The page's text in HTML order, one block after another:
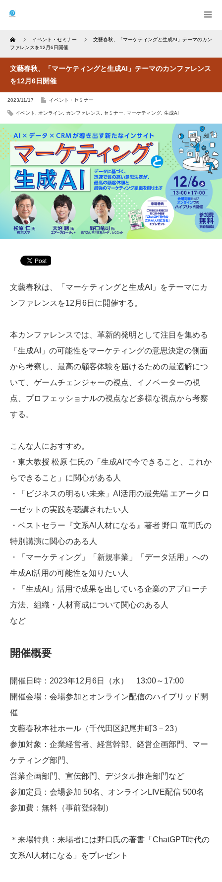
Home イベント・セミナー
文藝春秋、「マーケティングと生成AI」テーマのカン
ファレンスを12月6日開催
文藝春秋、「マーケティングと生成AI」テーマのカンファレンス
を12月6日開催
2023/11/17 イベント・セミナー
イベント オンライン カンファレンス セミナー マーケティング 生成AI
文藝春秋は、「マーケティングと生成AI」をテーマにカ
ンファレンスを12月6日に開催する。
本カンファレンスでは、革新的発明として注目を集める
「生成AI」の可能性をマーケティングの意思決定の側面
から考察し、最高の顧客体験を届けるための最適解につ
いて、ゲームチェンジャーの視点、イノベーターの視
点、プロフェッショナルの視点など多様な視点から考察
する。
こんな人におすすめ。
・東大教授 松原 仁氏の「生成AIで今できること、これか
らできること」に関心がある人
・「ビジネスの明るい未来」AI活用の最先端 エアークロ
ーゼットの実践を聴講されたい人
・ベストセラー『文系AI人材になる』著者 野口 竜司氏の
特別講演に関心のある人
・「マーケティング」「新規事業」「データ活用」への
生成AI活用の可能性を知りたい人
・「生成AI」活用で成果を出している企業のアプローチ
方法、組織・人材育成について関心のある人
など
開催概要
開催日時：2023年12月6日（水） 13:00～17:00
開催会場：会場参加とオンライン配信のハイブリッド開
催
文藝春秋本社ホール（千代田区紀尾井町3－23）
参加対象：企業経営者、経営幹部、経営企画部門、マー
ケティング部門、
営業企画部門、宣伝部門、デジタル推進部門など
参加定員：会場参加 50名、オンラインLIVE配信 500名
参加費：無料（事前登録制）
＊来場特典：来場者には野口氏の著書「ChatGPT時代の
文系AI人材になる」をプレゼント